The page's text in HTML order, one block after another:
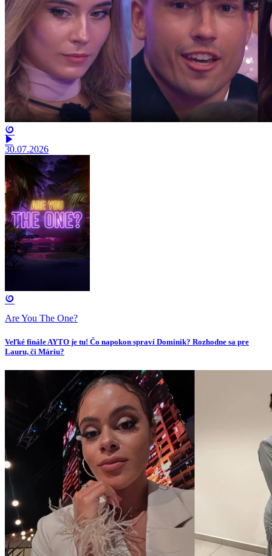
30.07.2026
Are You The One?
Veľké finále AYTO je tu! Čo napokon spraví Dominik? Rozhodne sa pre
Lauru, či Máriu?